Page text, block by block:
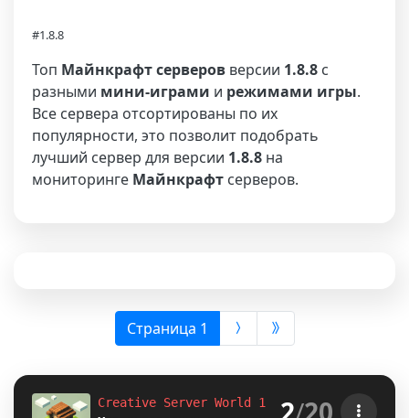
#1.8.8
Топ Майнкрафт серверов версии 1.8.8 с
разными мини-играми и режимами игры.
Все сервера отсортированы по их
популярности, это позволит подобрать
лучший сервер для версии 1.8.8 на
мониторинге Майнкрафт серверов.
Страница 1 (выбрана)
Creative Server World 1.8-1.12.2-1.16.5-